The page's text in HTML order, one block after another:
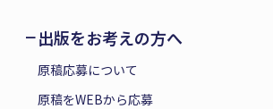
出版をお考えの方へ
原稿応募について
原稿をWEBから応募